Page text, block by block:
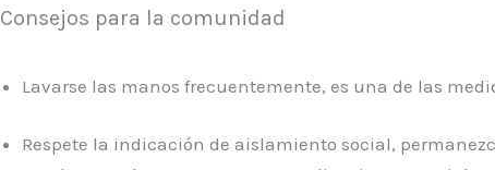
Consejos para la comunidad
Lavarse las manos frecuentemente, es una de las
Respete la indicación de aislamiento social,